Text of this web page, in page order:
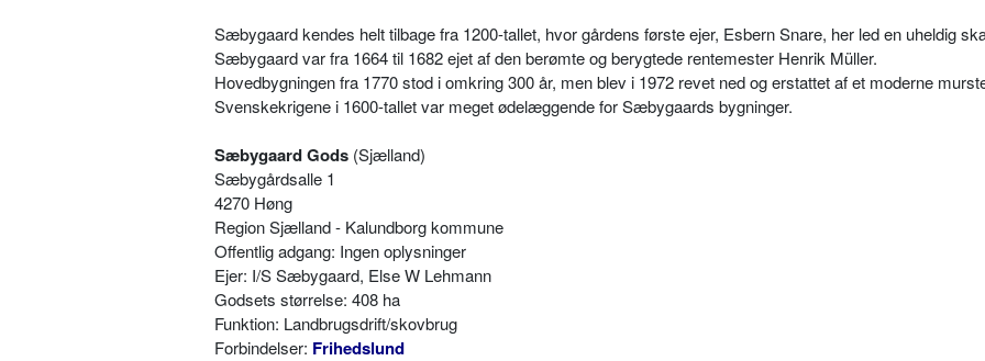
Sæbygaard kendes helt tilbage fra 1200-tallet, hvor gårdens første ejer, Esbern Snare, her led en uheldig
Sæbygaard var fra 1664 til 1682 ejet af den berømte og berygtede rentemester Henrik Müller.
Hovedbygningen fra 1770 stod i omkring 300 år, men blev i 1972 revet ned og erstattet af et moderne
Svenskekrigene i 1600-tallet var meget ødelæggende for Sæbygaards bygninger.
Sæbygaard Gods (Sjælland)
Sæbygårdsalle 1
4270 Høng
Region Sjælland - Kalundborg kommune
Offentlig adgang: Ingen oplysninger
Ejer: I/S Sæbygaard, Else W Lehmann
Godsets størrelse: 408 ha
Funktion: Landbrugsdrift/skovbrug
Forbindelser: Frihedslund